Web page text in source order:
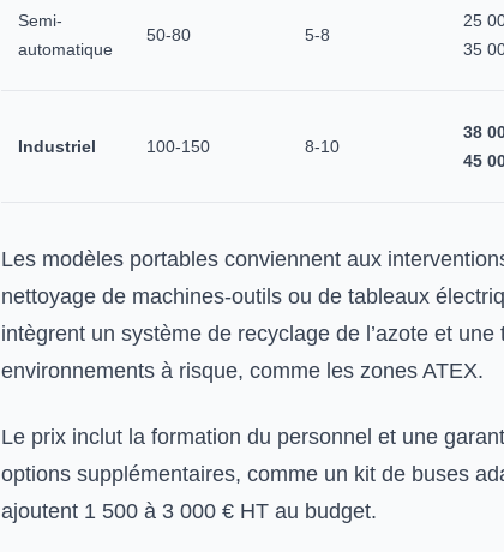
Semi-
automatique
50-80 5-8
25
35
Industriel 100-150 8-10
38
45
Les modèles portables conviennent aux
nettoyage de machines-outils ou de tableaux
intègrent un système de recyclage de l’azote et
environnements à risque, comme les zones ATEX.
Le prix inclut la formation du personnel et une
options supplémentaires, comme un kit de buses
ajoutent 1 500 à 3 000 € HT au budget.